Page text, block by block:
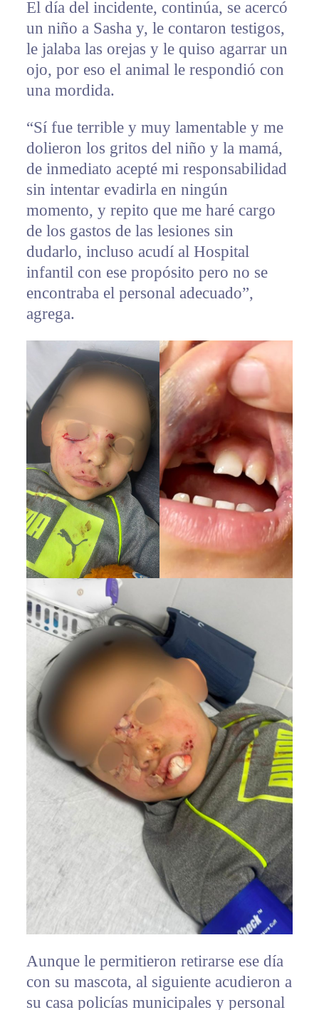
El día del incidente, continúa, se acercó
un niño a Sasha y, le contaron testigos,
le jalaba las orejas y le quiso agarrar un
ojo, por eso el animal le respondió con
una mordida.
“Sí fue terrible y muy lamentable y me
dolieron los gritos del niño y la mamá,
de inmediato acepté mi responsabilidad
sin intentar evadirla en ningún
momento, y repito que me haré cargo
de los gastos de las lesiones sin
dudarlo, incluso acudí al Hospital
infantil con ese propósito pero no se
encontraba el personal adecuado”,
agrega.
Aunque le permitieron retirarse ese día
con su mascota, al siguiente acudieron a
su casa policías municipales y personal